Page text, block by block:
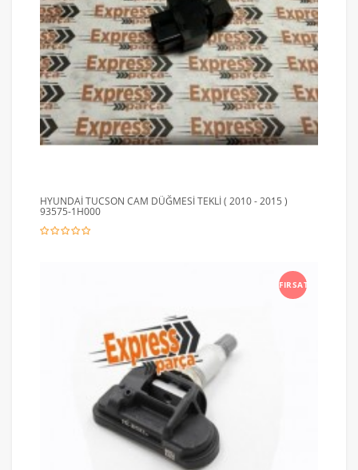
HYUNDAİ TUCSON CAM DÜĞMESİ TEKLİ ( 2010 - 2015 )
93575-1H000
FIRSAT